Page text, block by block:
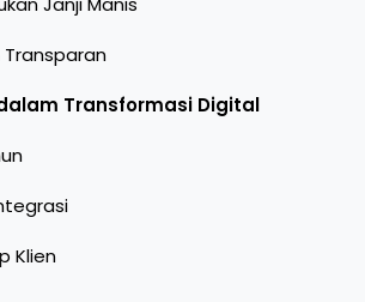
Transformasi Digital
Klien